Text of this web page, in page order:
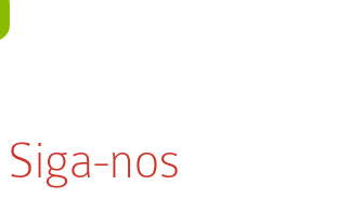
Siga-nos